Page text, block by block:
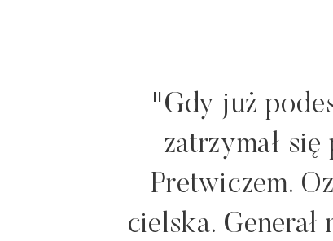
"Gdy już
zatrzymał
Pretwiczem.
cielska.